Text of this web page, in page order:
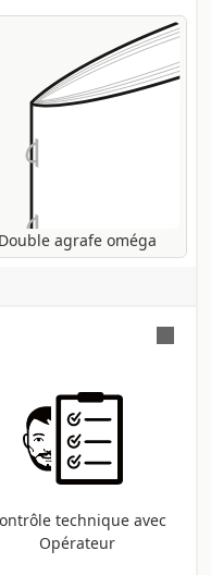
Double agrafe oméga
agrafe
métallique
forment
volume
technique avec
Opérateur
des
CMJN si
(RVB,